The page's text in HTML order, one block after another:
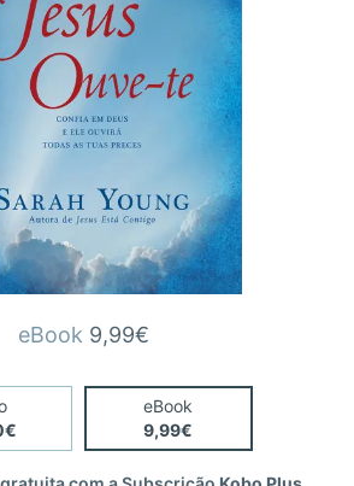
eBook 9,99€
eBook
9,99€